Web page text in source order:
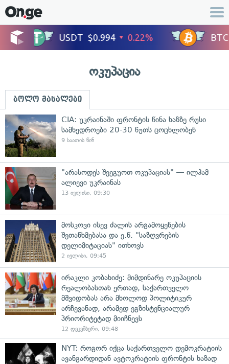
ოკუპაცია
ბოლო მასალები
CIA: უკრაინაში ფრონტის წინა ხაზზე რუსი
სამხედროები 20-30 წუთს ცოცხლობენ
9 საათის წინ
"არასოდეს შეეგუოთ ოკუპაციას" — ილჰამ
ალიევი უკრაინას
13 ივლისი, 09:30
მოსკოვი ისევ ძალის არგამოყენების
შეთანხმებასა და ე.წ. "საზღვრების
დელიმიტაციას" ითხოვს
2 ივლისი, 09:45
ირაკლი კობახიძე: მიმდინარე ოკუპაციის
რეალობასთან ერთად, საქართველო
მშვიდობას არა მხოლოდ პოლიტიკურ
არჩევანად, არამედ ეგზისტენციალურ
პრიორიტეტად მიიჩნევს
12 დეკემბერი, 09:48
NYT: როგორ იქცა საქართველო დემოკრატიის
ავანგარდიდან ავტოკრატიის ფრონტის ხაზად